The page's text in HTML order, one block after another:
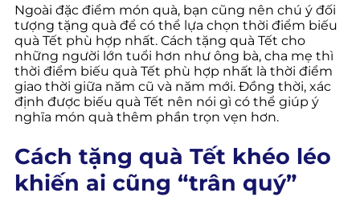
Ngoài đặc điểm món quà, bạn cũng nên chú ý đối
tượng tặng quà để có thể lựa chọn thời điểm biếu
quà Tết phù hợp nhất. Cách tặng quà Tết cho
những người lớn tuổi hơn như ông bà, cha mẹ thì
thời điểm biếu quà Tết phù hợp nhất là thời điểm
giao thời giữa năm cũ và năm mới. Đồng thời, xác
định được biếu quà Tết nên nói gì có thể giúp ý
nghĩa món quà thêm phần trọn vẹn hơn.
Cách tặng quà Tết khéo léo
khiến ai cũng “trân quý”